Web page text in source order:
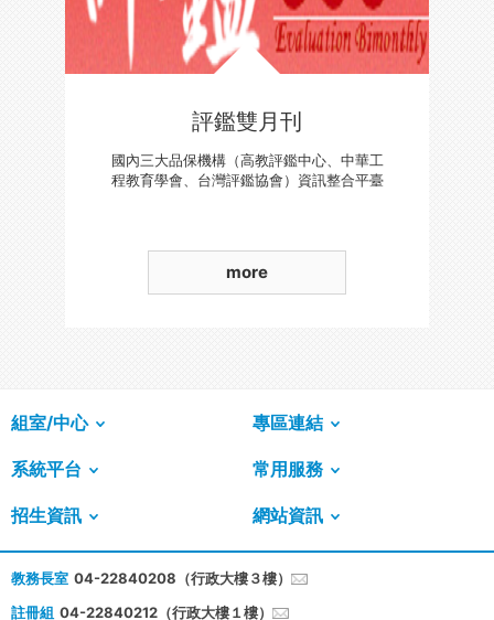
評鑑雙月刊
國內三大品保機構（高教評鑑中心、中華工
程教育學會、台灣評鑑協會）資訊整合平臺
more
組室/中心 專區連結
系統平台 常用服務
招生資訊 網站資訊
教務長室 04-22840208（行政大樓３樓）
註冊組 04-22840212（行政大樓１樓）